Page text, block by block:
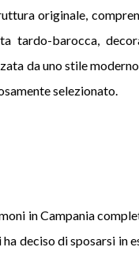
originale,
tardo-barocca,
da uno stile
selezionato.
in Campania
deciso di sposarsi in